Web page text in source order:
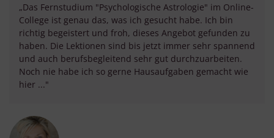
„Das Fernstudium "Psychologische Astrologie" im Online-
College ist genau das, was ich gesucht habe. Ich bin
richtig begeistert und froh, dieses Angebot gefunden zu
haben. Die Lektionen sind bis jetzt immer sehr spannend
und auch berufsbegleitend sehr gut durchzuarbeiten.
Noch nie habe ich so gerne Hausaufgaben gemacht wie
hier ..."